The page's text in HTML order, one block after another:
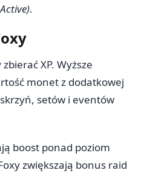
.
XP. Wyższe
monet z dodatkowej
setów i eventów
boost ponad poziom
zwiększają bonus raid